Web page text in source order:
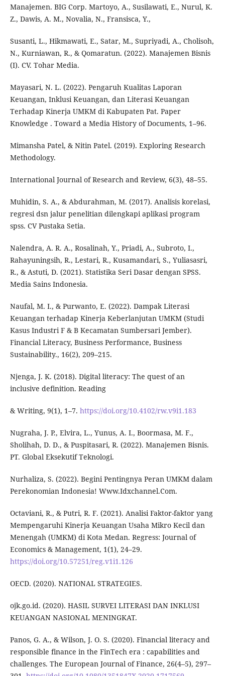
Manajemen. BIG Corp. Martoyo, A., Susilawati, E., Nurul, K.
Z., Dawis, A. M., Novalia, N., Fransisca, Y.,
Susanti, L., Hikmawati, E., Satar, M., Supriyadi, A., Cholisoh,
N., Kurniawan, R., & Qomaratun. (2022). Manajemen Bisnis
(I). CV. Tohar Media.
Mayasari, N. L. (2022). Pengaruh Kualitas Laporan
Keuangan, Inklusi Keuangan, dan Literasi Keuangan
Terhadap Kinerja UMKM di Kabupaten Pat. Paper
Knowledge . Toward a Media History of Documents, 1–96.
Mimansha Patel, & Nitin Patel. (2019). Exploring Research
Methodology.
International Journal of Research and Review, 6(3), 48–55.
Muhidin, S. A., & Abdurahman, M. (2017). Analisis korelasi,
regresi dsn jalur penelitian dilengkapi aplikasi program
spss. CV Pustaka Setia.
Nalendra, A. R. A., Rosalinah, Y., Priadi, A., Subroto, I.,
Rahayuningsih, R., Lestari, R., Kusamandari, S., Yuliasasri,
R., & Astuti, D. (2021). Statistika Seri Dasar dengan SPSS.
Media Sains Indonesia.
Naufal, M. I., & Purwanto, E. (2022). Dampak Literasi
Keuangan terhadap Kinerja Keberlanjutan UMKM (Studi
Kasus Industri F & B Kecamatan Sumbersari Jember).
Financial Literacy, Business Performance, Business
Sustainability., 16(2), 209–215.
Njenga, J. K. (2018). Digital literacy: The quest of an
inclusive definition. Reading
& Writing, 9(1), 1–7. https://doi.org/10.4102/rw.v9i1.183
Nugraha, J. P., Elvira, L., Yunus, A. I., Boormasa, M. F.,
Sholihah, D. D., & Puspitasari, R. (2022). Manajemen Bisnis.
PT. Global Eksekutif Teknologi.
Nurhaliza, S. (2022). Begini Pentingnya Peran UMKM dalam
Perekonomian Indonesia! Www.Idxchannel.Com.
Octaviani, R., & Putri, R. F. (2021). Analisi Faktor-faktor yang
Mempengaruhi Kinerja Keuangan Usaha Mikro Kecil dan
Menengah (UMKM) di Kota Medan. Regress: Journal of
Economics & Management, 1(1), 24–29.
https://doi.org/10.57251/reg.v1i1.126
OECD. (2020). NATIONAL STRATEGIES.
ojk.go.id. (2020). HASIL SURVEI LITERASI DAN INKLUSI
KEUANGAN NASIONAL MENINGKAT.
Panos, G. A., & Wilson, J. O. S. (2020). Financial literacy and
responsible finance in the FinTech era : capabilities and
challenges. The European Journal of Finance, 26(4–5), 297–